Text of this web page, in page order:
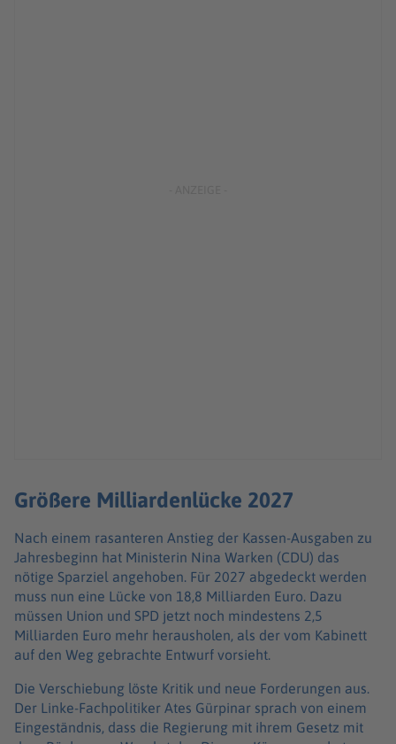
Größere Milliardenlücke 2027
Nach einem rasanteren Anstieg der Kassen-Ausgaben zu
Jahresbeginn hat Ministerin Nina Warken (CDU) das
nötige Sparziel angehoben. Für 2027 abgedeckt werden
muss nun eine Lücke von 18,8 Milliarden Euro. Dazu
müssen Union und SPD jetzt noch mindestens 2,5
Milliarden Euro mehr herausholen, als der vom Kabinett
auf den Weg gebrachte Entwurf vorsieht.
Die Verschiebung löste Kritik und neue Forderungen aus.
Der Linke-Fachpolitiker Ates Gürpinar sprach von einem
Eingeständnis, dass die Regierung mit ihrem Gesetz mit